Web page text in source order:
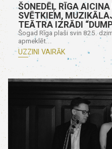
ŠONEDĒĻ RĪGA
SVĒTKIEM,
TEĀTRA IZRĀDI
Šogad Rīga plaši svin 825.
apmeklēt...
UZZINI VAIRĀK